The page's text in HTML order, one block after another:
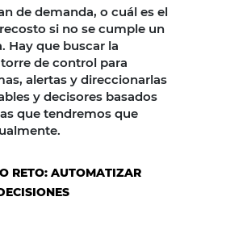
de demanda, o cuál es el
si no se cumple un
Hay que buscar la
de control para
alertas y direccionarlas
y decisores basados
que tendremos que
RETO: AUTOMATIZAR